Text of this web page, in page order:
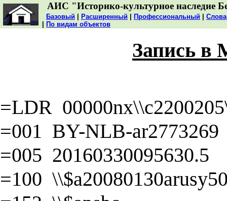
АИС "Историко-культурное наследие
Базовый Расширенный Профессиональный
По видам объектов
Запись в
=LDR
=001 BY-NLB-ar2773269
=005 20160330095630.5
=100